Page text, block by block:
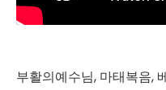
부활의예수님, 마태복음,